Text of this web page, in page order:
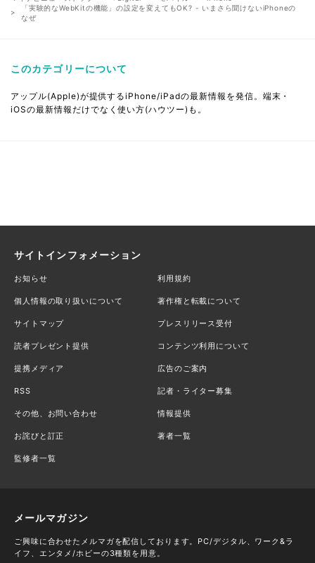
「実験的なWebKitの機能」の設定を変えてもOK? - いまさら聞けないiPhoneの
なぜ
このカテゴリーについて
アップル(Apple)が提供するiPhone/iPadの最新情報を発信。端末・
iOSの最新情報だけでなく使い方(ハウツー)も。
サイトインフォメーション
お知らせ 利用規約
個人情報の取り扱いについて 著作権と転載について
サイトマップ プレスリリース受付
読者プレゼント提供 コンテンツ利用について
提携メディア 広告のご案内
RSS 記者・ライター募集
その他、お問い合わせ 情報提供
お詫びと訂正 著者一覧
監修者一覧
メールマガジン
ご興味に合わせたメルマガを配信しております。PC/デジタル、ワーク&ラ
イフ、エンタメ/ホビーの3種類を用意。